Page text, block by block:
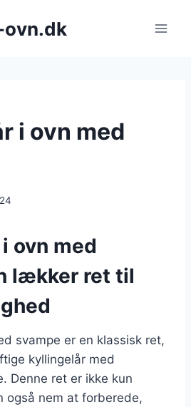
i ovn med
ovn med
lækker ret til
svampe er en klassisk ret,
kyllingelår med
Denne ret er ikke kun
også nem at forberede,